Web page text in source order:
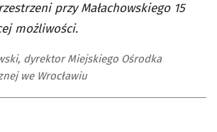
przy Małachowskiego 15
możliwości.
dyrektor Miejskiego Ośrodka
we Wrocławiu